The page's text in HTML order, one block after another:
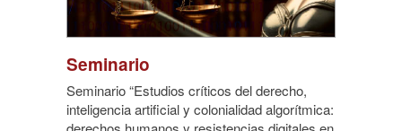
Seminario
Seminario “Estudios críticos del derecho,
inteligencia artificial y colonialidad algorítmica: